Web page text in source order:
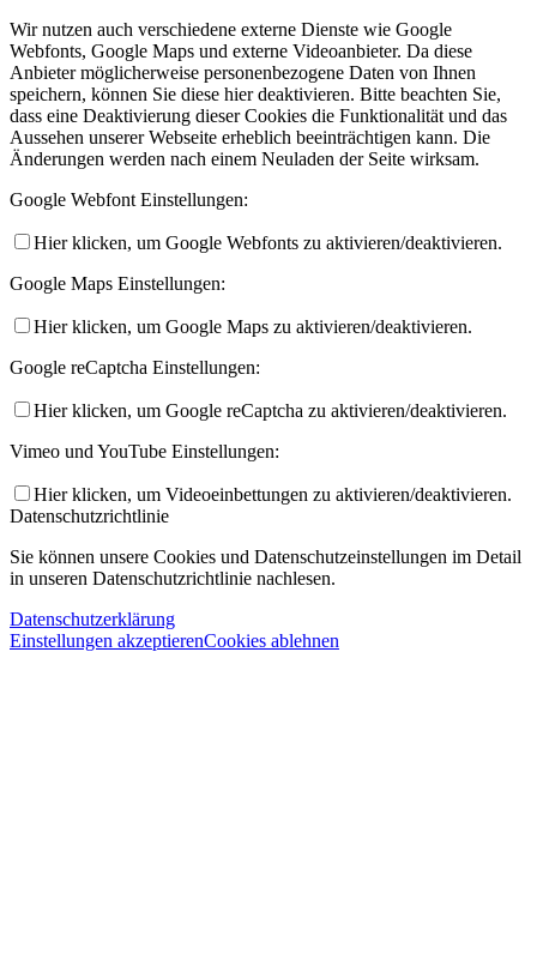
Wir nutzen auch verschiedene externe Dienste wie Google
Webfonts, Google Maps und externe Videoanbieter. Da diese
Anbieter möglicherweise personenbezogene Daten von Ihnen
speichern, können Sie diese hier deaktivieren. Bitte beachten Sie,
dass eine Deaktivierung dieser Cookies die Funktionalität und das
Aussehen unserer Webseite erheblich beeinträchtigen kann. Die
Änderungen werden nach einem Neuladen der Seite wirksam.
Google Webfont Einstellungen:
Hier klicken, um Google Webfonts zu aktivieren/deaktivieren.
Google Maps Einstellungen:
Hier klicken, um Google Maps zu aktivieren/deaktivieren.
Google reCaptcha Einstellungen:
Hier klicken, um Google reCaptcha zu aktivieren/deaktivieren.
Vimeo und YouTube Einstellungen:
Hier klicken, um Videoeinbettungen zu aktivieren/deaktivieren.
Datenschutzrichtlinie
Sie können unsere Cookies und Datenschutzeinstellungen im Detail
in unseren Datenschutzrichtlinie nachlesen.
Datenschutzerklärung
Einstellungen akzeptierenCookies ablehnen